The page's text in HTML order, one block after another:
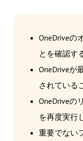
OneDriveの
とを確認す
OneDriveが
されている
OneDriveの
を再度実行
重要でない